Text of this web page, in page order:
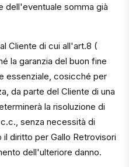
dell'eventuale somma già
Cliente di cui all'art.8 (
la garanzia del buon fine
essenziale, cosicché per
da parte del Cliente di una
la risoluzione di
senza necessità di
diritto per Gallo Retrovisori
dell'ulteriore danno.